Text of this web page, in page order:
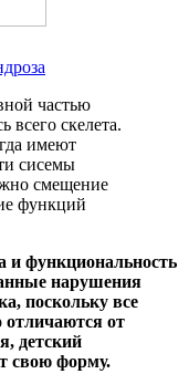
частью
скелета.
имеют
сисемы
смещение
функций
и функциональность
нарушения
поскольку все
отличаются от
детский
свою форму.